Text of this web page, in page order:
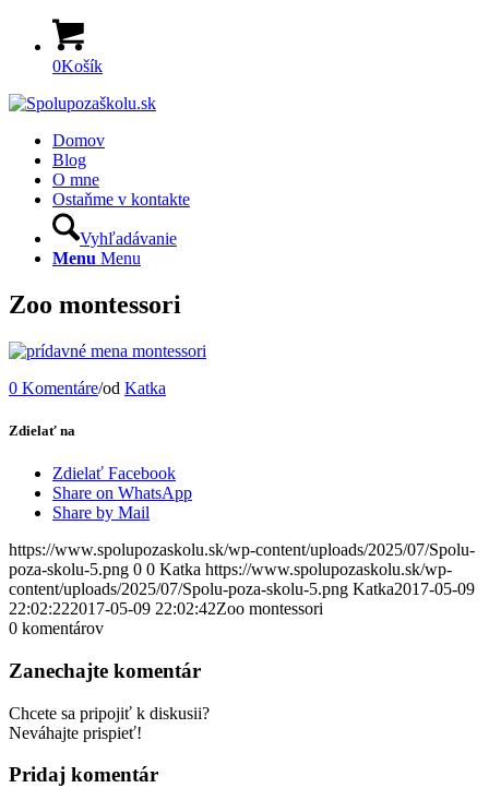
0Košík
Domov
Blog
O mne
Ostaňme v kontakte
Vyhľadávanie
Menu Menu
Zoo montessori
0 Komentáre/od Katka
Zdielať na
Zdielať Facebook
Share on WhatsApp
Share by Mail
https://www.spolupozaskolu.sk/wp-content/uploads/2025/07/Spolu-
poza-skolu-5.png 0 0 Katka https://www.spolupozaskolu.sk/wp-
content/uploads/2025/07/Spolu-poza-skolu-5.png Katka2017-05-09
22:02:222017-05-09 22:02:42Zoo montessori
0 komentárov
Zanechajte komentár
Chcete sa pripojiť k diskusii?
Neváhajte prispieť!
Pridaj komentár